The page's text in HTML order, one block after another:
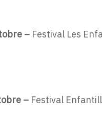
– Festival Les
– Festival